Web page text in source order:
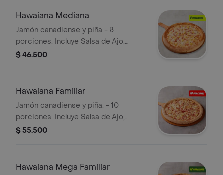
Hawaiana Mediana
Jamón canadiense y piña - 8
porciones. Incluye Salsa de Ajo,
Sazonador Pimienta Roja y
$ 46.500
Hawaiana Familiar
Jamón canadiense y piña. - 10
porciones. Incluye Salsa de Ajo,
Sazonador Pimienta Roja y
$ 55.500
Hawaiana Mega Familiar